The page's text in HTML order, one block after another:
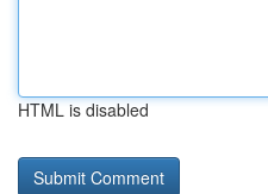
HTML is disabled